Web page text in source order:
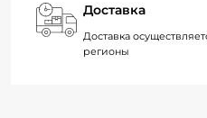
Доставка
Доставка
регионы